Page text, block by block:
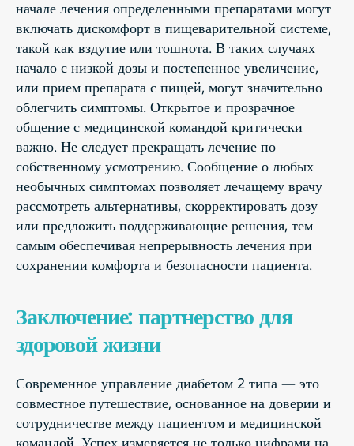
начале лечения определенными препаратами могут
включать дискомфорт в пищеварительной системе,
такой как вздутие или тошнота. В таких случаях
начало с низкой дозы и постепенное увеличение,
или прием препарата с пищей, могут значительно
облегчить симптомы. Открытое и прозрачное
общение с медицинской командой критически
важно. Не следует прекращать лечение по
собственному усмотрению. Сообщение о любых
необычных симптомах позволяет лечащему врачу
рассмотреть альтернативы, скорректировать дозу
или предложить поддерживающие решения, тем
самым обеспечивая непрерывность лечения при
сохранении комфорта и безопасности пациента.
Заключение: партнерство для
здоровой жизни
Современное управление диабетом 2 типа — это
совместное путешествие, основанное на доверии и
сотрудничестве между пациентом и медицинской
командой. Успех измеряется не только цифрами на